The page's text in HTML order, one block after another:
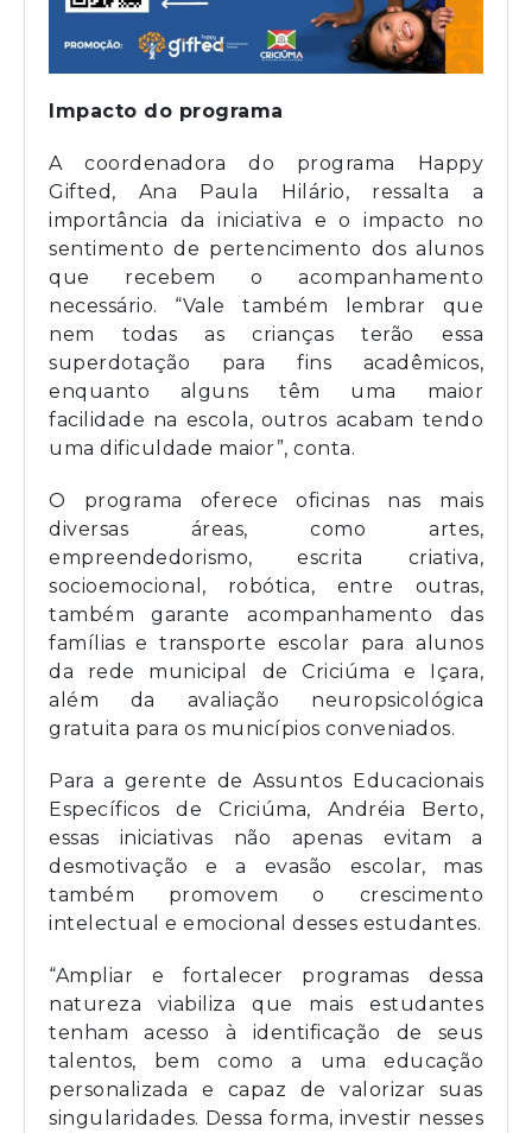
Impacto do programa
A coordenadora do programa Happy
Gifted, Ana Paula Hilário, ressalta a
importância da iniciativa e o impacto no
sentimento de pertencimento dos alunos
que recebem o acompanhamento
necessário. “Vale também lembrar que
nem todas as crianças terão essa
superdotação para fins acadêmicos,
enquanto alguns têm uma maior
facilidade na escola, outros acabam tendo
uma dificuldade maior”, conta.
O programa oferece oficinas nas mais
diversas áreas, como artes,
empreendedorismo, escrita criativa,
socioemocional, robótica, entre outras,
também garante acompanhamento das
famílias e transporte escolar para alunos
da rede municipal de Criciúma e Içara,
além da avaliação neuropsicológica
gratuita para os municípios conveniados.
Para a gerente de Assuntos Educacionais
Específicos de Criciúma, Andréia Berto,
essas iniciativas não apenas evitam a
desmotivação e a evasão escolar, mas
também promovem o crescimento
intelectual e emocional desses estudantes.
“Ampliar e fortalecer programas dessa
natureza viabiliza que mais estudantes
tenham acesso à identificação de seus
talentos, bem como a uma educação
personalizada e capaz de valorizar suas
singularidades. Dessa forma, investir nesses